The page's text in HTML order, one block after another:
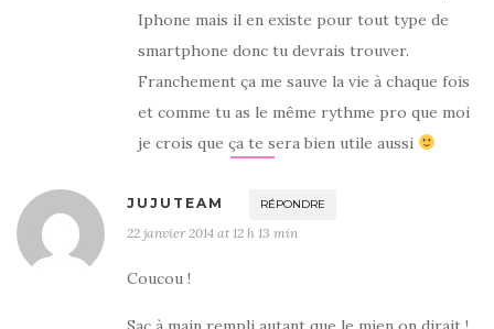
Iphone mais il en existe pour tout type de
smartphone donc tu devrais trouver.
Franchement ça me sauve la vie à chaque fois
et comme tu as le même rythme pro que moi
je crois que ça te sera bien utile aussi
JUJUTEAM RÉPONDRE
22 janvier 2014 at 12 h 13 min
Coucou !